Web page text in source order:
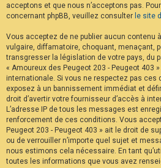
acceptons et que nous n’acceptons pas.
concernant phpBB, veuillez consulter le site
Vous acceptez de ne publier aucun contenu
vulgaire, diffamatoire, choquant, menaçant,
transgresser la législation de votre pays, du
« Amoureux des Peugeot 203 - Peugeot 403
internationale. Si vous ne respectez pas ces
exposez à un bannissement immédiat et
droit d’avertir votre fournisseur d’accès à
L’adresse IP de tous les messages est
renforcement de ces conditions. Vous
Peugeot 203 - Peugeot 403 » ait le droit de
ou de verrouiller n’importe quel sujet et
nous estimons cela nécessaire. En tant
toutes les informations que vous avez